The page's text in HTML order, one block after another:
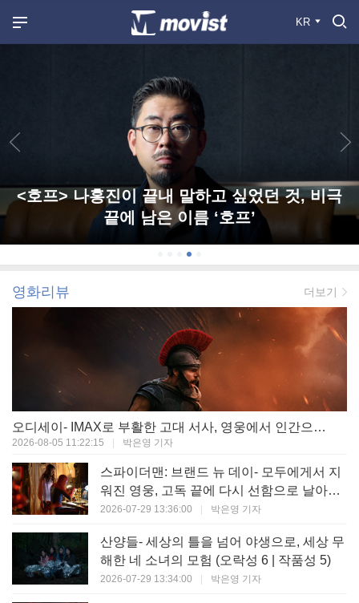
KR
<호프> 나홍진이 끝내 말하고 싶었던 것, 비극
끝에 남은 이름 ‘호프’
영화리뷰 더보기
오디세이- IMAX로 부활한 고대 서사, 영웅에서 인간으로의 귀환 (오락성 9 | 작품성 9)
2026-08-05 11:22:15 박은영 기자
스파이더맨: 브랜드 뉴 데이- 모두에게서 지
워진 영웅, 고독 끝에 다시 선함으로 날아오
르다 (오락성 8 | 작품성 8)
2026-07-29 13:36:00 박은영 기자
산양들- 세상의 틀을 넘어 야생으로, 세상 무
해한 네 소녀의 모험 (오락성 6 | 작품성 5)
2026-07-29 13:34:00 박은영 기자